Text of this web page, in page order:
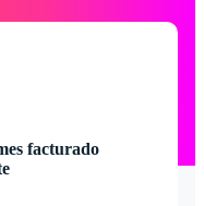
facturado